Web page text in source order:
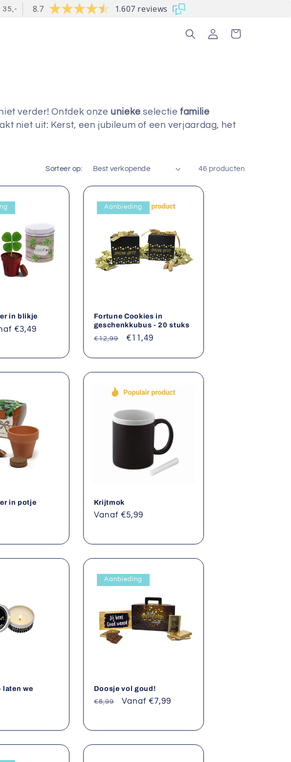
35,- 8.7 1.607 reviews
InloggenWinkelwagen
verder! Ontdek onze unieke selectiefamilie
niet uit: Kerst, een jubileum of een verjaardag, het
Sorteer op: 46 producten
in blikje
€3,49
Aanbieding
Fortune Cookies in
geschenkkubus - 20 stuks
Normale
€12,99 Aanbiedingsprijs
€11,49
in potje Krijtmok
Normale
Vanaf €5,99
laten we
Aanbieding
Doosje vol goud!
Normale
€8,99 Aanbiedingsprijs
Vanaf €7,99